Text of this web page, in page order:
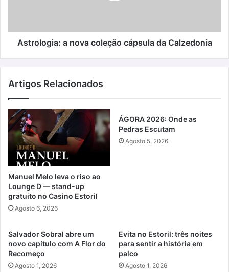
Astrologia: a nova coleção cápsula da Calzedonia
Artigos Relacionados
Manuel Melo leva o riso ao
Lounge D — stand-up
gratuito no Casino Estoril
Agosto 6, 2026
ÁGORA 2026: Onde as
Pedras Escutam
Agosto 5, 2026
Salvador Sobral abre um
novo capítulo com A Flor do
Recomeço
Agosto 1, 2026
Evita no Estoril: três noites
para sentir a história em
palco
Agosto 1, 2026